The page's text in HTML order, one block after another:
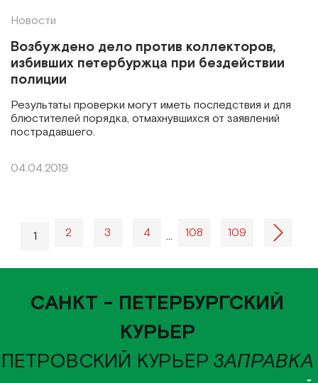
Новости
Возбуждено дело против коллекторов,
избивших петербуржца при бездействии
полиции
Результаты проверки могут иметь последствия и для
блюстителей порядка, отмахнувшихся от заявлений
пострадавшего.
04.04.2019
1 2 3 4 … 108 109
САНКТ - ПЕТЕРБУРГСКИЙ
КУРЬЕР
ПЕТРОВСКИЙ КУРЬЕР ЗАПРАВКА